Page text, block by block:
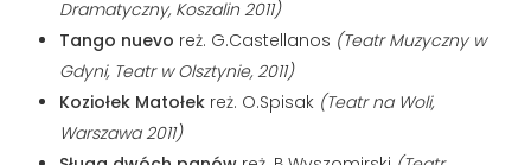
Dramatyczny, Koszalin 2011)
Tango nuevo reż. G.Castellanos (Teatr Muzyczny w
Gdyni, Teatr w Olsztynie, 2011)
Koziołek Matołek reż. O.Spisak (Teatr na Woli,
Warszawa 2011)